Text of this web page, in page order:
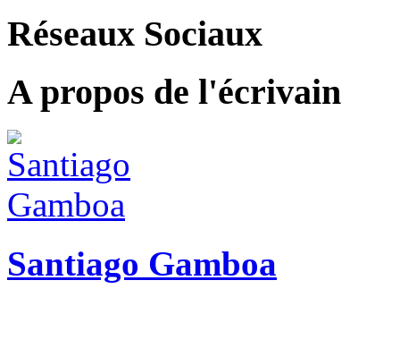
Réseaux Sociaux
A propos de l'écrivain
Santiago Gamboa